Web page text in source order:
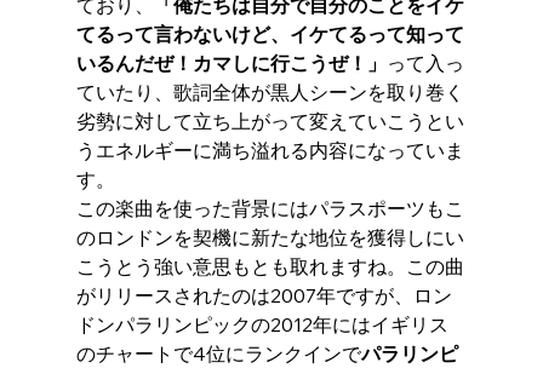
てるって言わないけど、イケてるって知って
いるんだぜ！カマしに行こうぜ！」 って入っ
ていたり、歌詞全体が黒人シーンを取り巻く
劣勢に対して立ち上がって変えていこうとい
うエネルギーに満ち溢れる内容になっていま
す。
この楽曲を使った背景にはパラスポーツもこ
のロンドンを契機に新たな地位を獲得しにい
こうとう強い意思もとも取れますね。この曲
がリリースされたのは2007年ですが、ロン
ドンパラリンピックの2012年にはイギリス
のチャートで4位にランクインでパラリンピ